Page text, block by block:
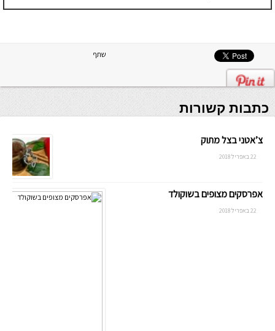
שתף
כתבות קשורות
צ’אטני בצל מתוק
22 באפריל 2018
אפרסקים מצופים בשוקולד
22 באפריל 2018